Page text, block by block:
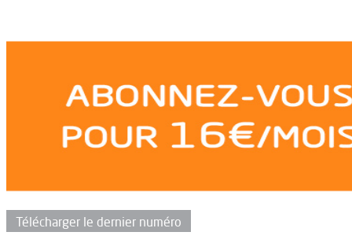
Télécharger le dernier numéro